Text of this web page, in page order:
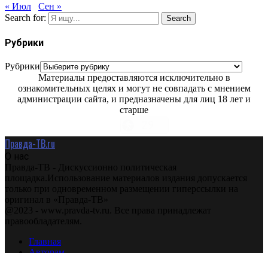
« Июл
Сен »
Search for:
Search
Рубрики
Рубрики
Материалы предоставляются исключительно в
ознакомительных целях и могут не совпадать с мнением
администрации сайта, и предназначены для лиц 18 лет и
старше
Правда-ТВ.ru
О нас
Правда-ТВ - Дискуссионно политическая
площадка.Использование материалов издания допускается
только при одновременном размещении гиперссылки на
оригинал в «Правда-ТВ»
@2023 - www.pravda-tv.ru. Все права принадлежат
правообладателям.
Главная